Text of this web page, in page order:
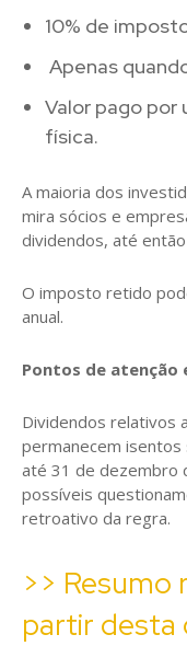
10% de
Apenas
Valor pago por
física.
A maioria dos
mira sócios e
dividendos, até
O imposto retido
anual.
Pontos de atenção
Dividendos relativos
permanecem
até 31 de dezembro
possíveis
retroativo da regra.
>> Resumo
partir desta